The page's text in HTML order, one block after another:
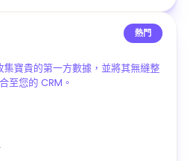
熱門
寶貴的第一方數據，並將其無縫整
合至您的 CRM。